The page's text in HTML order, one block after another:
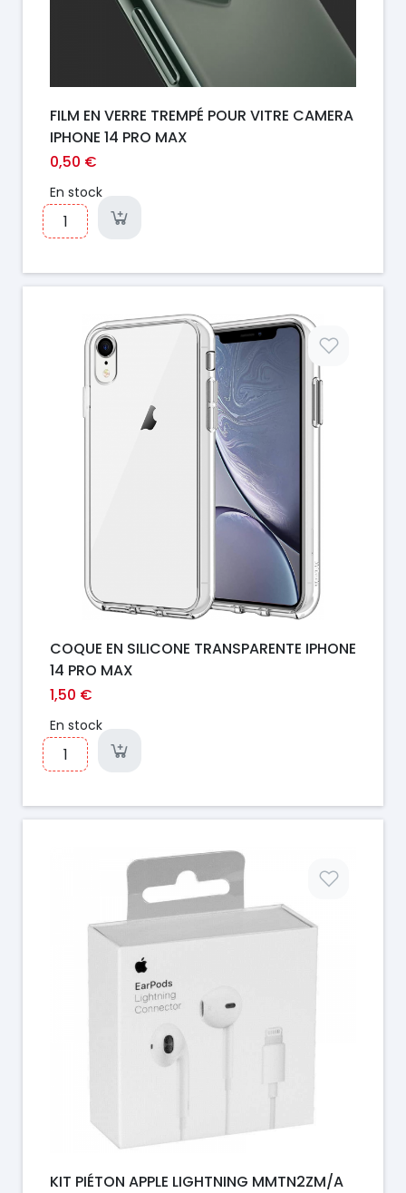
FILM EN VERRE TREMPÉ POUR VITRE CAMERA
IPHONE 14 PRO MAX
0,50 €
En stock
COQUE EN SILICONE TRANSPARENTE IPHONE
14 PRO MAX
1,50 €
En stock
KIT PIÉTON APPLE LIGHTNING MMTN2ZM/A